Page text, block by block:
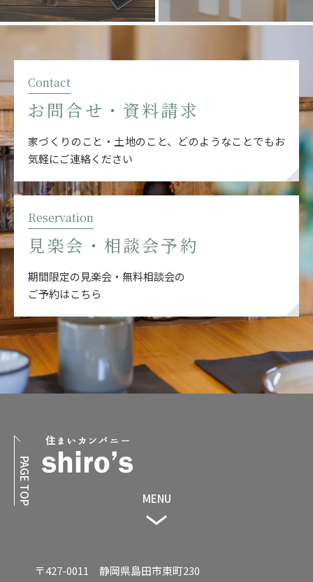
Contact
お問合せ・資料請求
家づくりのこと・土地のこと、どのようなことでもお
気軽にご連絡ください
Reservation
見楽会・相談会予約
期間限定の見楽会・無料相談会の
ご予約はこちら
MENU
〒427-0011 静岡県島田市東町230
PAGE TOP